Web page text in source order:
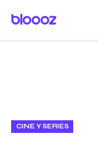
PUBLICADO
EN
CINE Y SERIES